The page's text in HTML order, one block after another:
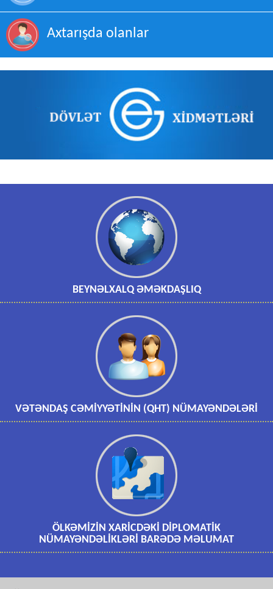
Axtarışda olanlar
BEYNƏLXALQ ƏMƏKDAŞLIQ
VƏTƏNDAŞ CƏMİYYƏTİNİN (QHT) NÜMAYƏNDƏLƏRİ
ÖLKƏMİZİN XARİCDƏKİ DİPLOMATİK
NÜMAYƏNDƏLİKLƏRİ BARƏDƏ MƏLUMAT